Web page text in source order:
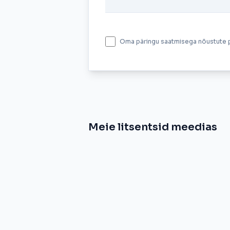
Oma päringu saatmisega nõustute
Meie litsentsid meedias